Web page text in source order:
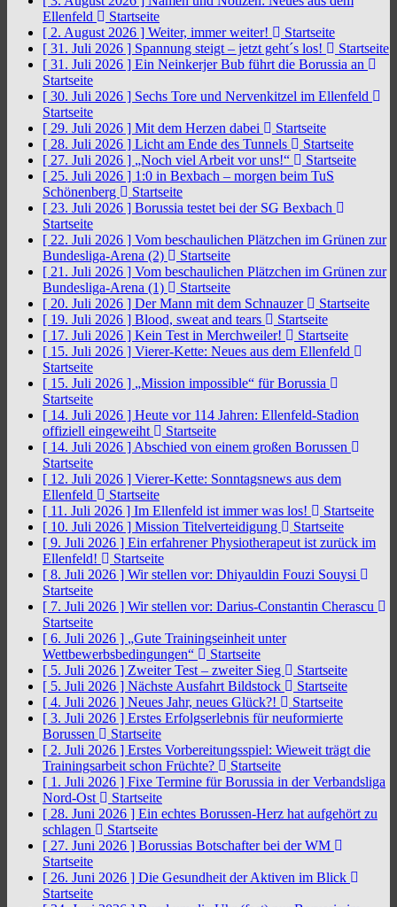
Ellenfeld
Startseite
[ 2. August 2026 ] Weiter, immer weiter!
Startseite
[ 31. Juli 2026 ] Spannung steigt – jetzt geht´s los!
Startseite
[ 31. Juli 2026 ] Ein Neinkerjer Bub führt die Borussia an
Startseite
[ 30. Juli 2026 ] Sechs Tore und Nervenkitzel im Ellenfeld
Startseite
[ 29. Juli 2026 ] Mit dem Herzen dabei
Startseite
[ 28. Juli 2026 ] Licht am Ende des Tunnels
Startseite
[ 27. Juli 2026 ] „Noch viel Arbeit vor uns!“
Startseite
[ 25. Juli 2026 ] 1:0 in Bexbach – morgen beim TuS
Schönenberg
Startseite
[ 23. Juli 2026 ] Borussia testet bei der SG Bexbach
Startseite
[ 22. Juli 2026 ] Vom beschaulichen Plätzchen im Grünen zur
Bundesliga-Arena (2)
Startseite
[ 21. Juli 2026 ] Vom beschaulichen Plätzchen im Grünen zur
Bundesliga-Arena (1)
Startseite
[ 20. Juli 2026 ] Der Mann mit dem Schnauzer
Startseite
[ 19. Juli 2026 ] Blood, sweat and tears
Startseite
[ 17. Juli 2026 ] Kein Test in Merchweiler!
Startseite
[ 15. Juli 2026 ] Vierer-Kette: Neues aus dem Ellenfeld
Startseite
[ 15. Juli 2026 ] „Mission impossible“ für Borussia
Startseite
[ 14. Juli 2026 ] Heute vor 114 Jahren: Ellenfeld-Stadion
offiziell eingeweiht
Startseite
[ 14. Juli 2026 ] Abschied von einem großen Borussen
Startseite
[ 12. Juli 2026 ] Vierer-Kette: Sonntagsnews aus dem
Ellenfeld
Startseite
[ 11. Juli 2026 ] Im Ellenfeld ist immer was los!
Startseite
[ 10. Juli 2026 ] Mission Titelverteidigung
Startseite
[ 9. Juli 2026 ] Ein erfahrener Physiotherapeut ist zurück im
Ellenfeld!
Startseite
[ 8. Juli 2026 ] Wir stellen vor: Dhiyauldin Fouzi Souysi
Startseite
[ 7. Juli 2026 ] Wir stellen vor: Darius-Constantin Cherascu
Startseite
[ 6. Juli 2026 ] „Gute Trainingseinheit unter
Wettbewerbsbedingungen“
Startseite
[ 5. Juli 2026 ] Zweiter Test – zweiter Sieg
Startseite
[ 5. Juli 2026 ] Nächste Ausfahrt Bildstock
Startseite
[ 4. Juli 2026 ] Neues Jahr, neues Glück?!
Startseite
[ 3. Juli 2026 ] Erstes Erfolgserlebnis für neuformierte
Borussen
Startseite
[ 2. Juli 2026 ] Erstes Vorbereitungsspiel: Wieweit trägt die
Trainingsarbeit schon Früchte?
Startseite
[ 1. Juli 2026 ] Fixe Termine für Borussia in der Verbandsliga
Nord-Ost
Startseite
[ 28. Juni 2026 ] Ein echtes Borussen-Herz hat aufgehört zu
schlagen
Startseite
[ 27. Juni 2026 ] Borussias Botschafter bei der WM
Startseite
[ 26. Juni 2026 ] Die Gesundheit der Aktiven im Blick
Startseite